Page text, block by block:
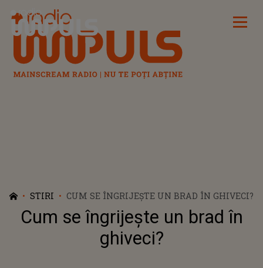
Radio Impuls
STIRI CUM SE ÎNGRIJEŞTE UN BRAD ÎN GHIVECI?
Cum se îngrijeşte un brad în
ghiveci?